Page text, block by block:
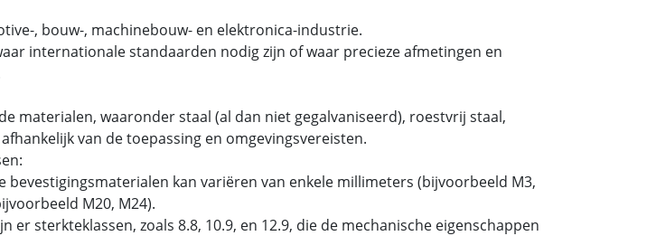
, bouw-, machinebouw- en elektronica-industrie.
internationale standaarden nodig zijn of waar precieze afmetingen en
materialen, waaronder staal (al dan niet gegalvaniseerd), roestvrij staal,
van de toepassing en omgevingsvereisten.
bevestigingsmaterialen kan variëren van enkele millimeters (bijvoorbeeld M3,
M20, M24).
er sterkteklassen, zoals 8.8, 10.9, en 12.9, die de mechanische eigenschappen